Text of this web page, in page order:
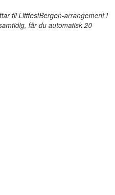
til LittfestBergen-arrangement i
får du automatisk 20